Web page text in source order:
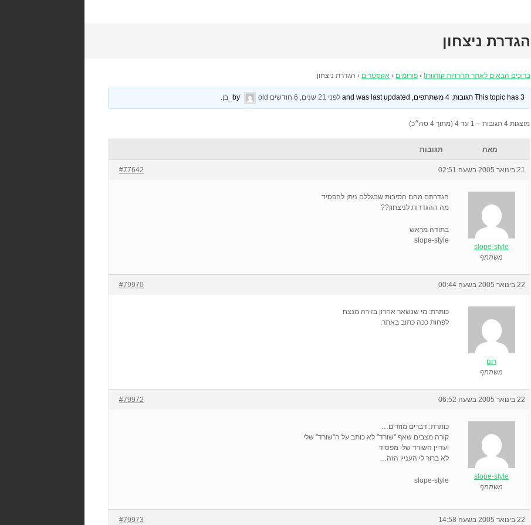
הגדרת ניצחון
ברוכים הבאים לאתר תחרויות קודגורו! › פורומים › אקסטרים › הגדרת ניצחון
This topic has 3 תגובות, 4 משתתפים, and was last updated לפני 21 שנים, 6 חודשים old_בן .
מוצגות 4 תגובות – 1 עד 4 (מתוך 4 סה״כ)
מאת תגובות
21 בינואר 2005 בשעה 02:51 #77642
slope-style
משתתף
הגדרתם מהם הסיבות שבגללם ניתן להפסיד
מה ההגדרות לניצחון??
בתודה מראש
slope-style
22 בינואר 2005 בשעה 00:44 #79970
רונן
משתתף
כותרת: מי שנשאר אחרון בזירה מנצח
לפחות ככה כתוב באתר.
22 בינואר 2005 בשעה 06:52 #79972
slope-style
משתתף
כותרת: דברים מוזרים…
קורה מצבים שאף "שורד" לא כותב על ה"שורד" שלי
ועדיין השורד שלי מפסיד
לא ברור לי העניין הזה…
slope-style
22 בינואר 2005 בשעה 14:58 #79973